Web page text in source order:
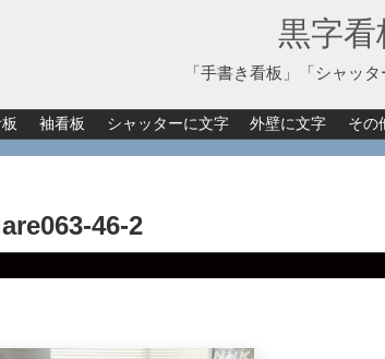
黒字看
「手書き看板」「シャッ
袖看板 シャッターに文字 外壁に文字 その
46-2